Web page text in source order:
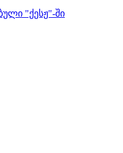
"ქესჟ"-ში